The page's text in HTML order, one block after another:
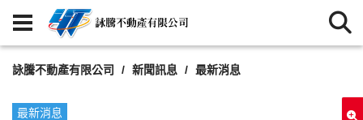
詠騰不動產有限公司 新聞訊息 最新消息
最新消息